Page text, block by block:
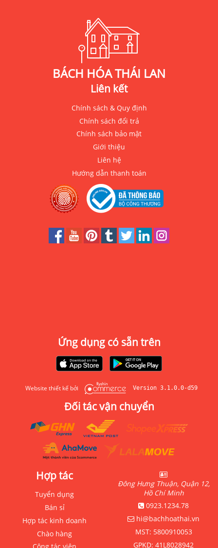
BÁCH HÓA THÁI LAN
Liên kết
Chính sách & Quy định
Chính sách đổi trả
Chính sách bảo mật
Giới thiệu
Liên hệ
Hướng dẫn thanh toán
Ứng dụng có sẵn trên
Website thiết kế bởi Version 3.1.0.0-d59
Đối tác vận chuyển
Hợp tác
Tuyển dụng
Bán sỉ
Hợp tác kinh doanh
Chào hàng
Đông Hưng Thuận, Quận 12,
Hồ Chí Minh
0923.1234.78
hi@bachhoathai.vn
MST: 5800910053
GPKD: 41L8028942